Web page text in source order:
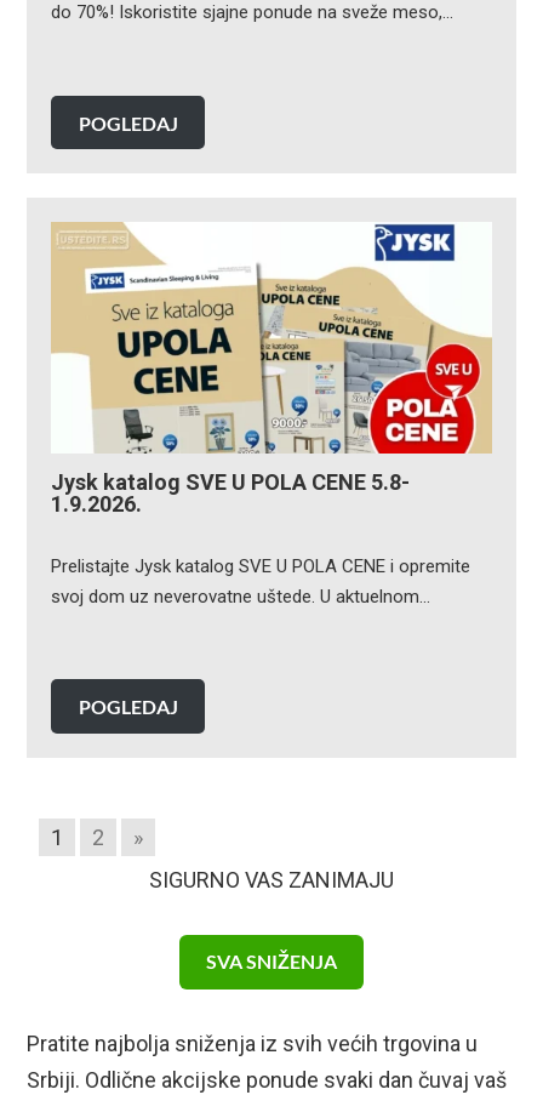
do 70%! Iskoristite sjajne ponude na sveže meso,…
POGLEDAJ
Jysk katalog SVE U POLA CENE 5.8-
1.9.2026.
Prelistajte Jysk katalog SVE U POLA CENE i opremite
svoj dom uz neverovatne uštede. U aktuelnom…
POGLEDAJ
1 2
»
SIGURNO VAS ZANIMAJU
SVA SNIŽENJA
Pratite najbolja sniženja iz svih većih trgovina u
Srbiji. Odlične akcijske ponude svaki dan čuvaj vaš